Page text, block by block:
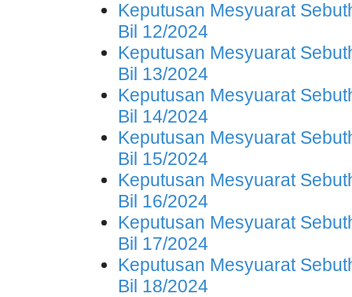
Keputusan Mesyuarat
Bil 12/2024
Keputusan Mesyuarat
Bil 13/2024
Keputusan Mesyuarat
Bil 14/2024
Keputusan Mesyuarat
Bil 15/2024
Keputusan Mesyuarat
Bil 16/2024
Keputusan Mesyuarat
Bil 17/2024
Keputusan Mesyuarat
Bil 18/2024